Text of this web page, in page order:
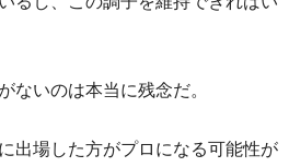
ないのは本当に残念だ。
出場した方がプロになる可能性が